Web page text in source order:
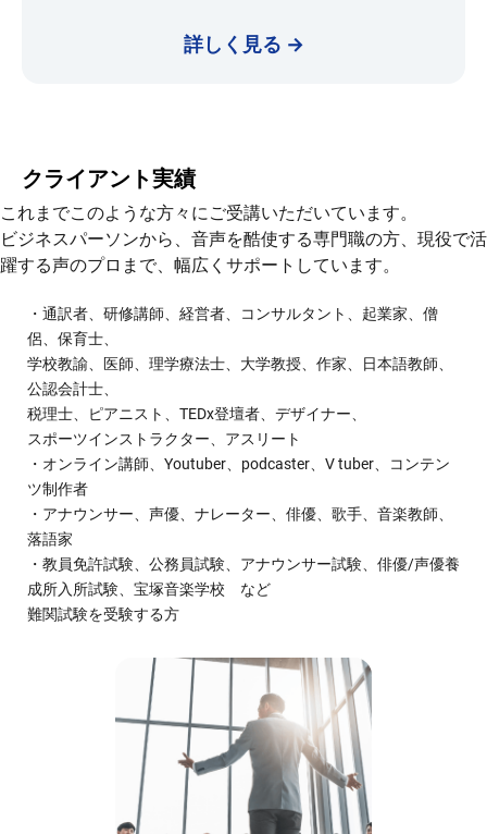
詳しく見る →
クライアント実績
これまでこのような方々にご受講いただいています。
ビジネスパーソンから、音声を酷使する専門職の方、現役で活
躍する声のプロまで、幅広くサポートしています。
・通訳者、研修講師、経営者、コンサルタント、起業家、僧
侶、保育士、
学校教諭、医師、理学療法士、大学教授、作家、日本語教師、
公認会計士、
税理士、ピアニスト、TEDx登壇者、デザイナー、
スポーツインストラクター、アスリート
・オンライン講師、Youtuber、podcaster、V tuber、コンテン
ツ制作者
・アナウンサー、声優、ナレーター、俳優、歌手、音楽教師、
落語家
・教員免許試験、公務員試験、アナウンサー試験、俳優/声優養
成所入所試験、宝塚音楽学校 など
難関試験を受験する方